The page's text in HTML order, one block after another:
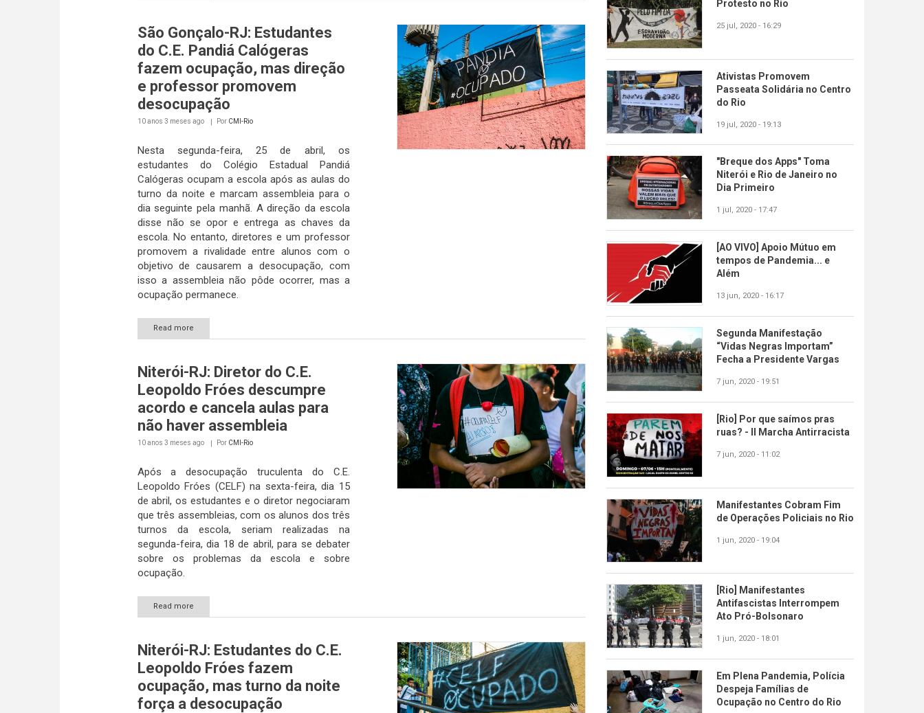
São Gonçalo-RJ: Estudantes
do C.E. Pandiá Calógeras
fazem ocupação, mas direção
e professor promovem
desocupação
10 anos 3 meses ago Por CMI-Rio
Nesta segunda-feira, 25 de abril, os
estudantes do Colégio Estadual Pandiá
Calógeras ocupam a escola após as aulas do
turno da noite e marcam assembleia para o
dia seguinte pela manhã. A direção da escola
disse não se opor e entrega as chaves da
escola. No entanto, diretores e um professor
promovem a rivalidade entre alunos com o
objetivo de causarem a desocupação, com
isso a assembleia não pôde ocorrer, mas a
ocupação permanece.
Read more
Niterói-RJ: Diretor do C.E.
Leopoldo Fróes descumpre
acordo e cancela aulas para
não haver assembleia
10 anos 3 meses ago Por CMI-Rio
Após a desocupação truculenta do C.E.
Leopoldo Fróes (CELF) na sexta-feira, dia 15
de abril, os estudantes e o diretor negociaram
que três assembleias, com os alunos dos três
turnos da escola, seriam realizadas na
segunda-feira, dia 18 de abril, para se debater
sobre os problemas da escola e sobre
ocupação.
Read more
Niterói-RJ: Estudantes do C.E.
Leopoldo Fróes fazem
ocupação, mas turno da noite
força a desocupação
Protesto no Rio
25 jul, 2020 - 16:29
Ativistas Promovem
Passeata Solidária no Centro
do Rio
19 jul, 2020 - 19:13
"Breque dos Apps" Toma
Niterói e Rio de Janeiro no
Dia Primeiro
1 jul, 2020 - 17:47
[AO VIVO] Apoio Mútuo em
tempos de Pandemia... e
Além
13 jun, 2020 - 16:17
Segunda Manifestação
“Vidas Negras Importam”
Fecha a Presidente Vargas
7 jun, 2020 - 19:51
[Rio] Por que saímos pras
ruas? - II Marcha Antirracista
7 jun, 2020 - 11:02
Manifestantes Cobram Fim
de Operações Policiais no Rio
1 jun, 2020 - 19:04
[Rio] Manifestantes
Antifascistas Interrompem
Ato Pró-Bolsonaro
1 jun, 2020 - 18:01
Em Plena Pandemia, Polícia
Despeja Famílias de
Ocupação no Centro do Rio